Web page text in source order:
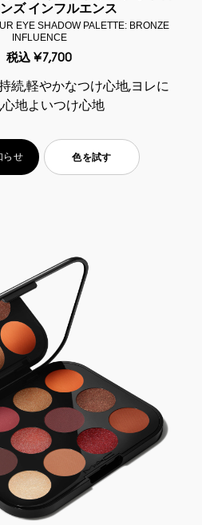
ズ インフルエンス
EYE SHADOW PALETTE: BRONZE
INFLUENCE
税込 ¥7,700
心地よいつけ心地
らせ 色を試す